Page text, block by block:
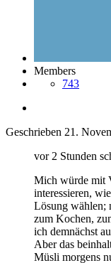
Members
743
Geschrieben 21.
vor 2 Stunden
Mich würde mit
interessieren,
Lösung wählen;
zum Kochen,
ich demnächst
Aber das
Müsli morgens